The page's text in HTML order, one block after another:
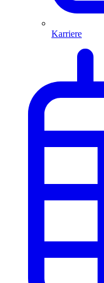
Karriere